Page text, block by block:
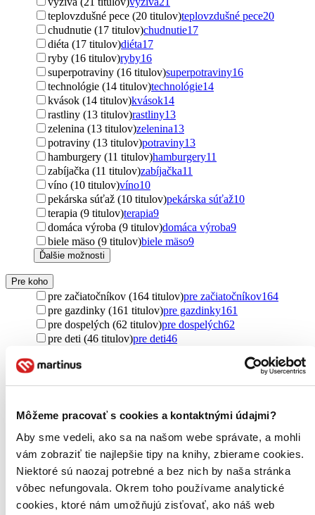
Môžeme pracovať s cookies a kontaktnými údajmi?
Aby sme vedeli, ako sa na našom webe správate, a mohli
vám zobraziť tie najlepšie tipy na knihy, zbierame cookies.
Niektoré sú naozaj potrebné a bez nich by naša stránka
vôbec nefungovala. Okrem toho používame analytické
cookies, ktoré nám umožňujú zisťovať, ako náš web
teplovzdušné pece (20 titulov)teplovzdušné pece20
chudnutie (17 titulov)chudnutie17
diéta (17 titulov)diéta17
ryby (16 titulov)ryby16
superpotraviny (16 titulov)superpotraviny16
technológie (14 titulov)technológie14
kvások (14 titulov)kvások14
rastliny (13 titulov)rastliny13
zelenina (13 titulov)zelenina13
potraviny (13 titulov)potraviny13
hamburgery (11 titulov)hamburgery11
zabíjačka (11 titulov)zabíjačka11
víno (10 titulov)víno10
pekárska súťaž (10 titulov)pekárska súťaž10
terapia (9 titulov)terapia9
domáca výroba (9 titulov)domáca výroba9
biele mäso (9 titulov)biele mäso9
Ďalšie možnosti
Pre koho
pre začiatočníkov (164 titulov)pre začiatočníkov164
pre gazdinky (161 titulov)pre gazdinky161
pre dospelých (62 titulov)pre dospelých62
pre deti (46 titulov)pre deti46
pre mužov (18 titulov)
Pôvod
Česko (153 titulov)Česko 153
Slovensko (55 titulov)
Slovensko
55
zahraničný (50 titulov)zahraničný50
Spojené štáty (22 titulov)Spojené štáty22
Spojené kráľovstvo (15 titulov)Spojené kráľovstvo